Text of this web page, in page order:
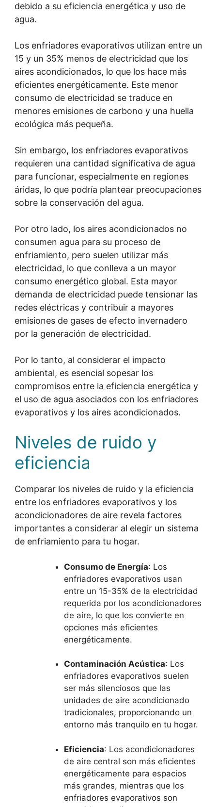
debido a su eficiencia energética y uso de
agua.
Los enfriadores evaporativos utilizan entre un
15 y un 35% menos de electricidad que los
aires acondicionados, lo que los hace más
eficientes energéticamente. Este menor
consumo de electricidad se traduce en
menores emisiones de carbono y una huella
ecológica más pequeña.
Sin embargo, los enfriadores evaporativos
requieren una cantidad significativa de agua
para funcionar, especialmente en regiones
áridas, lo que podría plantear preocupaciones
sobre la conservación del agua.
Por otro lado, los aires acondicionados no
consumen agua para su proceso de
enfriamiento, pero suelen utilizar más
electricidad, lo que conlleva a un mayor
consumo energético global. Esta mayor
demanda de electricidad puede tensionar las
redes eléctricas y contribuir a mayores
emisiones de gases de efecto invernadero
por la generación de electricidad.
Por lo tanto, al considerar el impacto
ambiental, es esencial sopesar los
compromisos entre la eficiencia energética y
el uso de agua asociados con los enfriadores
evaporativos y los aires acondicionados.
Niveles de ruido y
eficiencia
Comparar los niveles de ruido y la eficiencia
entre los enfriadores evaporativos y los
acondicionadores de aire revela factores
importantes a considerar al elegir un sistema
de enfriamiento para tu hogar.
Consumo de Energía: Los
enfriadores evaporativos usan
entre un 15-35% de la electricidad
requerida por los acondicionadores
de aire, lo que los convierte en
opciones más eficientes
energéticamente.
Contaminación Acústica: Los
enfriadores evaporativos suelen
ser más silenciosos que las
unidades de aire acondicionado
tradicionales, proporcionando un
entorno más tranquilo en tu hogar.
Eficiencia: Los acondicionadores
de aire central son más eficientes
energéticamente para espacios
más grandes, mientras que los
enfriadores evaporativos son